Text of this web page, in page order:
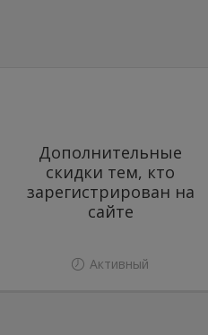
Дополнительные
скидки тем, кто
зарегистрирован на
сайте
Активный